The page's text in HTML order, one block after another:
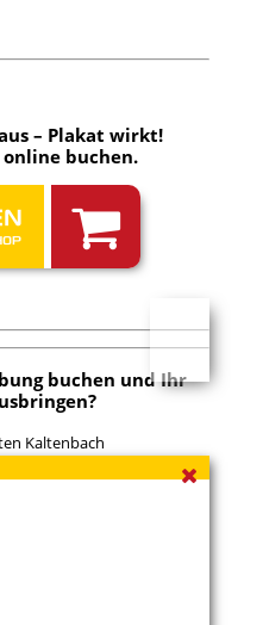
– Plakat wirkt!
online buchen.
buchen und Ihr
Kaltenbach